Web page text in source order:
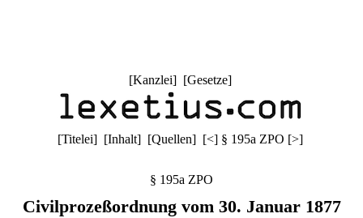
[Kanzlei] [Gesetze]
[Titelei] [Inhalt] [Quellen] [<] § 195a ZPO [>]
§ 195a ZPO
Civilprozeßordnung vom 30. Januar 1877